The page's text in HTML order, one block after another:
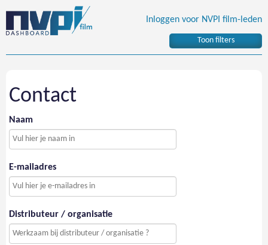
Inloggen voor NVPI film-leden
Toon filters
Contact
Naam
E-mailadres
Distributeur / organisatie